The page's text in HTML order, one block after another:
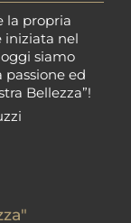
la propria
iniziata nel
siamo
ed
Bellezza”!